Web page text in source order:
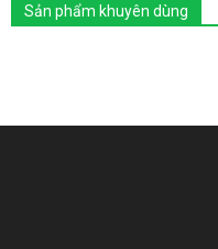
Sản phẩm khuyên dùng